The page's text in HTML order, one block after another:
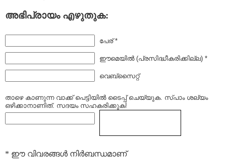
അഭിപ്രായം എഴുതുക:
പേര് *
ഈമെയില്‍ (പ്രസിദ്ധീകരിക്കില്ല) *
വെബ്സൈറ്റ്
താഴെ കാണുന്ന വാക്ക് പെട്ടിയില്‍ ടൈപ്പ്‌ ചെയ്യുക. സ്പാം ശല്യം
ഒഴിക്കാനാണിത്. സദയം സഹകരിക്കുക!
* ഈ വിവരങ്ങള്‍ നിര്‍ബന്ധമാണ്